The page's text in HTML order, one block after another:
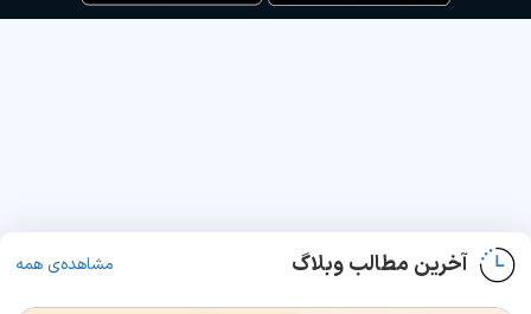
آخرین مطالب وبلاگ مشاهده‌ی همه